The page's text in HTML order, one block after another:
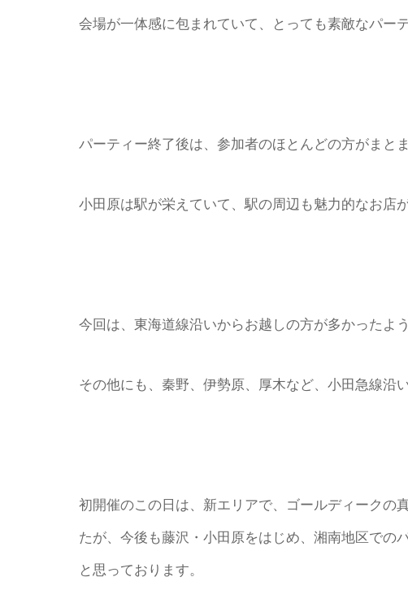
会場が一体感に包まれていて、とっても素敵なパー
パーティー終了後は、参加者のほとんどの方がまと
小田原は駅が栄えていて、駅の周辺も魅力的なお店
今回は、東海道線沿いからお越しの方が多かったよ
その他にも、秦野、伊勢原、厚木など、小田急線沿
初開催のこの日は、新エリアで、ゴールディークの
たが、今後も藤沢・小田原をはじめ、湘南地区での
と思っております。